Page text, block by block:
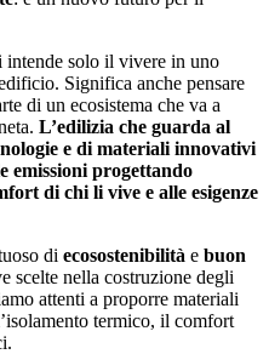
intende solo il vivere in uno
Significa anche pensare
di un ecosistema che va a
L’edilizia che guarda al
e di materiali innovativi
emissioni progettando
di chi li vive e alle esigenze
di ecosostenibilità e buon
scelte nella costruzione degli
attenti a proporre materiali
termico, il comfort